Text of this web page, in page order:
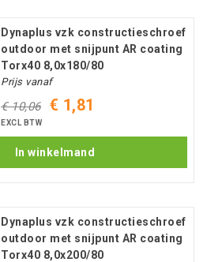
Dynaplus vzk constructieschroef
outdoor met snijpunt AR coating
Torx40 8,0x180/80
Prijs vanaf
€ 10,06 € 1,81
EXCL BTW
In winkelmand
Dynaplus vzk constructieschroef
outdoor met snijpunt AR coating
Torx40 8,0x200/80